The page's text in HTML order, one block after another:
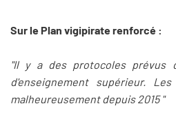
Sur le Plan vigipirate renforcé :
"Il y a des protocoles prévus
d'enseignement supérieur.
malheureusement depuis 2015 "